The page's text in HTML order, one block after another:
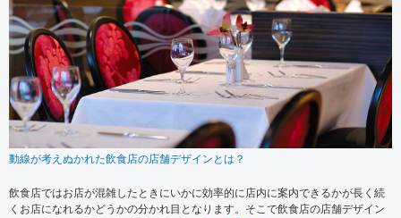
動線が考えぬかれた飲食店の店舗デザインとは？
飲食店ではお店が混雑したときにいかに効率的に店内に案内できるかが長く続
くお店になれるかどうかの分かれ目となります。そこで飲食店の店舗デザイン